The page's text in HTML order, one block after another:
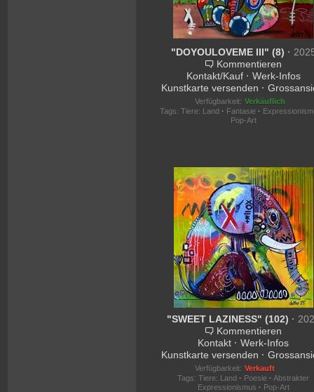
"DOYOULOVEME III" (8) ·
Kommentieren
Kontakt/Kauf · Werk-Infos
Kunstkarte versenden ·
Verfügbarkeit: Verkäuflich
Tags:Tiere: Land · Fantasie ·
Pop-Art
"SWEET LAZINESS" (102) ·
Kommentieren
Kontakt · Werk-Infos
Kunstkarte versenden ·
Verfügbarkeit: Verkauft
Tags:Tiere: Land · Poesie · Abstrakter
Expressionismus · Pop-Art